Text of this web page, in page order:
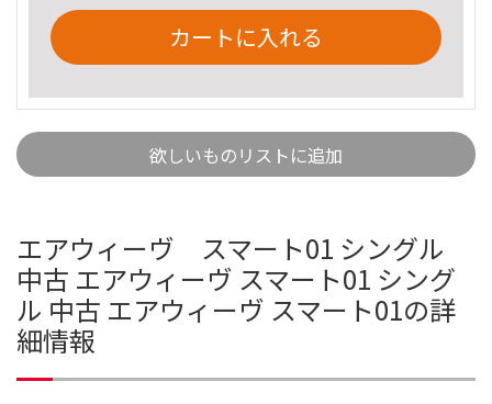
カートに入れる
欲しいものリストに追加
エアウィーヴ スマート01 シングル
中古 エアウィーヴ スマート01 シング
ル 中古 エアウィーヴ スマート01の詳
細情報